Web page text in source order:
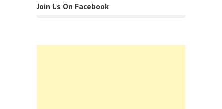
Join Us On Facebook